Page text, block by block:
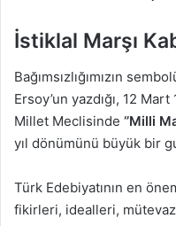
İstiklal Marşı
Bağımsızlığımızın
Ersoy’un yazdığı, 12
Millet Meclisinde ‘’Milli
yıl dönümünü büyük bir
Türk Edebiyatının en
fikirleri, idealleri,